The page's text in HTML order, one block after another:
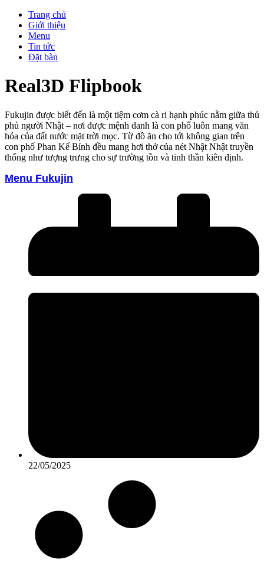
Trang chủ
Giới thiệu
Menu
Tin tức
Đặt bàn
Real3D Flipbook
Fukujin được biết đến là một tiệm cơm cà ri hạnh phúc nằm giữa thủ
phủ người Nhật – nơi được mệnh danh là con phố luôn mang văn
hóa của đất nước mặt trời mọc. Từ đồ ăn cho tới không gian trên
con phố Phan Kế Bính đều mang hơi thở của nét Nhật Nhật truyền
thống như tượng trưng cho sự trường tồn và tinh thần kiên định.
Menu Fukujin
22/05/2025